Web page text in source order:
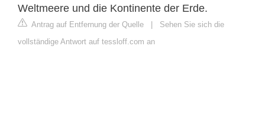
Weltmeere und die Kontinente der Erde.
Antrag auf Entfernung der Quelle | Sehen Sie sich die
vollständige Antwort auf tessloff.com an